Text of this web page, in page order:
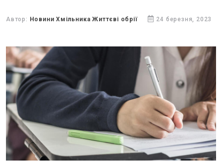
Автор: Новини Хмільника Життєві обрії 24 березня, 2023